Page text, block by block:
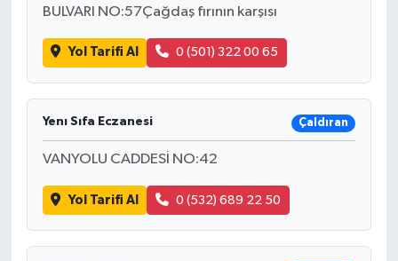
BULVARI NO:57Çağdaş fırının karşısı
Yol Tarifi Al 0 (501) 322 00 65
Yenı Sıfa Eczanesi Çaldıran
VANYOLU CADDESİ NO:42
Yol Tarifi Al 0 (532) 689 22 50